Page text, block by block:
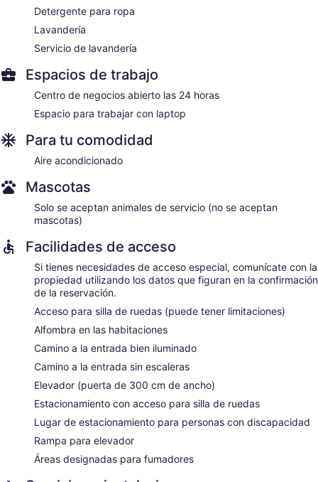
Detergente para ropa
Lavandería
Servicio de lavandería
Espacios de trabajo
Centro de negocios abierto las 24 horas
Espacio para trabajar con laptop
Para tu comodidad
Aire acondicionado
Mascotas
Solo se aceptan animales de servicio (no se aceptan
mascotas)
Facilidades de acceso
Si tienes necesidades de acceso especial, comunícate con la
propiedad utilizando los datos que figuran en la confirmación
de la reservación.
Acceso para silla de ruedas (puede tener limitaciones)
Alfombra en las habitaciones
Camino a la entrada bien iluminado
Camino a la entrada sin escaleras
Elevador (puerta de 300 cm de ancho)
Estacionamiento con acceso para silla de ruedas
Lugar de estacionamiento para personas con discapacidad
Rampa para elevador
Áreas designadas para fumadores